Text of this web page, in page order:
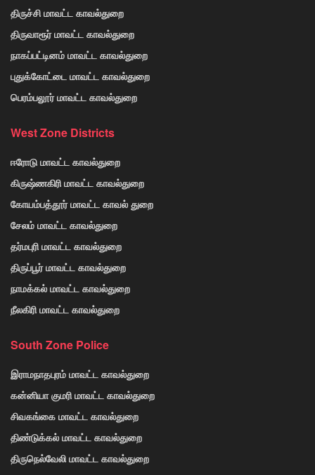
திருச்சி மாவட்ட காவல்துறை
திருவாரூர் மாவட்ட காவல்துறை
நாகப்பட்டினம் மாவட்ட காவல்துறை
புதுக்கோட்டை மாவட்ட காவல்துறை
பெரம்பலூர் மாவட்ட காவல்துறை
West Zone Districts
ஈரோடு மாவட்ட காவல்துறை
கிருஷ்ணகிரி மாவட்ட காவல்துறை
கோயம்பத்தூர் மாவட்ட காவல் துறை
சேலம் மாவட்ட காவல்துறை
தர்மபுரி மாவட்ட காவல்துறை
திருப்பூர் மாவட்ட காவல்துறை
நாமக்கல் மாவட்ட காவல்துறை
நீலகிரி மாவட்ட காவல்துறை
South Zone Police
இராமநாதபுரம் மாவட்ட காவல்துறை
கன்னியா குமரி மாவட்ட காவல்துறை
சிவகங்கை மாவட்ட காவல்துறை
திண்டுக்கல் மாவட்ட காவல்துறை
திருநெல்வேலி மாவட்ட காவல்துறை